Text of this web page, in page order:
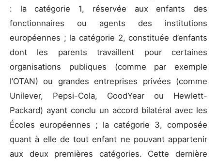
: la catégorie 1, réservée aux enfants des
fonctionnaires ou agents des institutions
européennes ; la catégorie 2, constituée d’enfants
dont les parents travaillent pour certaines
organisations publiques (comme par exemple
l’OTAN) ou grandes entreprises privées (comme
Unilever, Pepsi-Cola, GoodYear ou Hewlett-
Packard) ayant conclu un accord bilatéral avec les
Écoles européennes ; la catégorie 3, composée
quant à elle de tout enfant ne pouvant appartenir
aux deux premières catégories. Cette dernière